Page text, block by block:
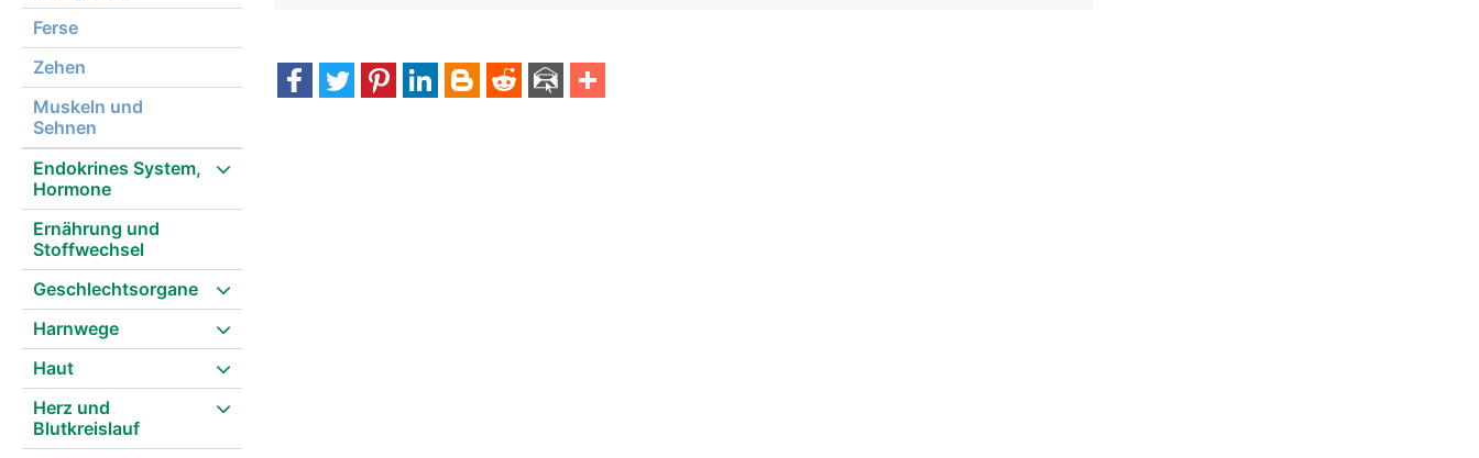
Ferse
Zehen
Muskeln und
Sehnen
Endokrines System,
Hormone
Ernährung und
Stoffwechsel
Geschlechtsorgane
Harnwege
Haut
Herz und
Blutkreislauf